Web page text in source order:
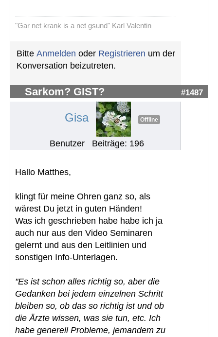
"Gar net krank is a net gsund" Karl Valentin
Bitte Anmelden oder Registrieren um der
Konversation beizutreten.
Sarkom? GIST? #1487
Gisa Offline
Benutzer Beiträge: 196
Hallo Matthes,
klingt für meine Ohren ganz so, als
wärest Du jetzt in guten Händen!
Was ich geschrieben habe habe ich ja
auch nur aus den Video Seminaren
gelernt und aus den Leitlinien und
sonstigen Info-Unterlagen.
"Es ist schon alles richtig so, aber die
Gedanken bei jedem einzelnen Schritt
bleiben so, ob das so richtig ist und ob
die Ärzte wissen, was sie tun, etc. Ich
habe generell Probleme, jemandem zu